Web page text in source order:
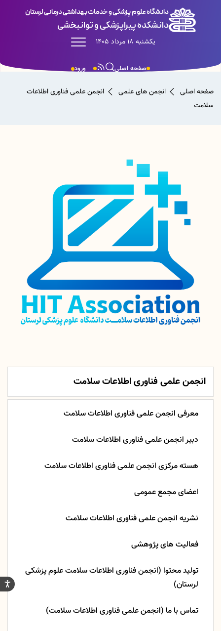
دانشگاه علوم پزشکی و خدمات بهداشتی درمانی لرستان
دانشکده پیراپزشکی و توانبخشی
یکشنبه 18 مرداد 1405
ورود صفحه اصلی
صفحه اصلی انجمن های علمی
انجمن علمی فناوری اطلاعات
سلامت
انجمن علمی فناوری اطلاعات سلامت
معرفی انجمن علمی فناوری اطلاعات سلامت
دبیر انجمن علمی فناوری اطلاعات سلامت
هسته مرکزی انجمن علمی فناوری اطلاعات سلامت
اعضای مجمع عمومی
نشریه انجمن علمی فناوری اطلاعات سلامت
فعالیت های پژوهشی
تولید محتوا (انجمن فناوری اطلاعات سلامت علوم پزشکی
لرستان)
تماس با ما (انجمن علمی فناوری اطلاعات سلامت)